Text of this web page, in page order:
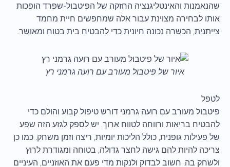
שהנאמנות והאינטליגנציה החזקה של הפיטבול-שפרד הופכות
אותו לבחירה מצוינת עבור אלה שמחפשים חיית מחמד
צייתנית, הכשרה נכונה חיונית כדי להבטיח בית בטוח ומאושר.
איור של פיטבול מעורב עם רועה גרמני רץ
לטפל
פיטבול מעורב עם רועה גרמני דורש טיפול קבוע והולם כדי
להבטיח בריאות ורווחה לטווח ארוך. יש לספק לגזע הזה שפע
של פעילות גופנית, כולל הליכות יומיות, ריצה וזמן משחק. כמו כן
צריכה להיות להם גישה לחצר גדולה, בטוחה ומגודרת לרוץ
ולשחק בה. חשוב לבדוק ולנקות מדי פעם את האוזניים, העיניים